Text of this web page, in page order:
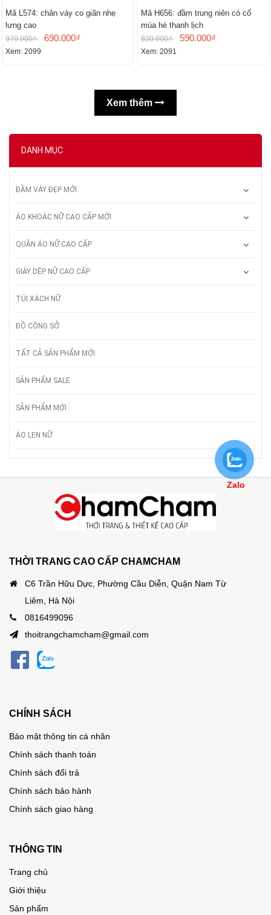
DANH MỤC
ĐẦM VÁY ĐẸP MỚI
ÁO KHOÁC NỮ CAO CẤP MỚI
QUẦN ÁO NỮ CAO CẤP
GIÀY DÉP NỮ CAO CẤP
TÚI XÁCH NỮ
ĐỒ CÔNG SỞ
TẤT CẢ SẢN PHẨM MỚI
SẢN PHẨM SALE
SẢN PHẨM MỚI
ÁO LEN NỮ
Mã L574: chân váy co giãn nhẹ
lưng cao
970.000₫ 690.000₫
Xem: 2099
Mã H656: đầm trung niên có cổ
mùa hè thanh lịch
830.000₫ 590.000₫
Xem: 2091
Xem thêm
THỜI TRANG CAO CẤP CHAMCHAM
C6 Trần Hữu Dực, Phường Cầu Diễn, Quận Nam Từ
Liêm, Hà Nội
0816499096
thoitrangchamcham@gmail.com
CHÍNH SÁCH
Bảo mật thông tin cá nhân
Chính sách thanh toán
Chính sách đổi trả
Chính sách bảo hành
Chính sách giao hàng
THÔNG TIN
Trang chủ
Giới thiệu
Sản phẩm
Zalo